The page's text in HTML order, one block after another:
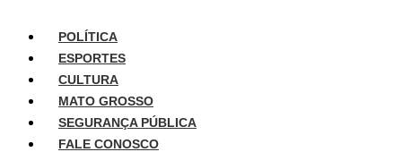
POLÍTICA
ESPORTES
CULTURA
MATO GROSSO
SEGURANÇA PÚBLICA
FALE CONOSCO